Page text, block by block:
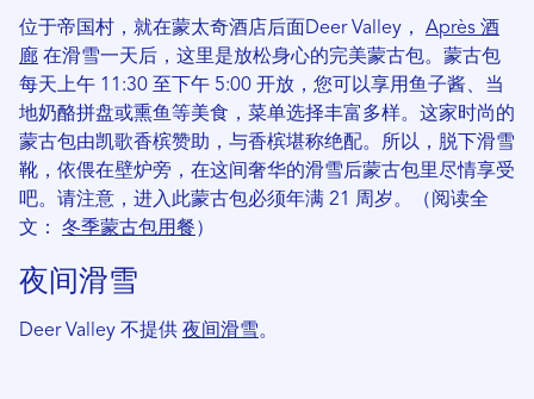
位于帝国村，就在蒙太奇酒店后面Deer Valley， Après 酒
廊 在滑雪一天后，这里是放松身心的完美蒙古包。蒙古包
每天上午 11:30 至下午 5:00 开放，您可以享用鱼子酱、当
地奶酪拼盘或熏鱼等美食，菜单选择丰富多样。这家时尚的
蒙古包由凯歌香槟赞助，与香槟堪称绝配。所以，脱下滑雪
靴，依偎在壁炉旁，在这间奢华的滑雪后蒙古包里尽情享受
吧。请注意，进入此蒙古包必须年满 21 周岁。（阅读全
文： 冬季蒙古包用餐 ）
夜间滑雪
Deer Valley 不提供 夜间滑雪。